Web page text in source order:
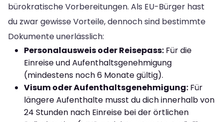
bürokratische Vorbereitungen. Als EU-Bürger hast
du zwar gewisse Vorteile, dennoch sind bestimmte
Dokumente unerlässlich:
Personalausweis oder Reisepass: Für die
Einreise und Aufenthaltsgenehmigung
(mindestens noch 6 Monate gültig).
Visum oder Aufenthaltsgenehmigung: Für
längere Aufenthalte musst du dich innerhalb von
24 Stunden nach Einreise bei der örtlichen